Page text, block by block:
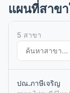
แผนที่สาข
5 สาขา
ปณ.ภาษีเจริญ